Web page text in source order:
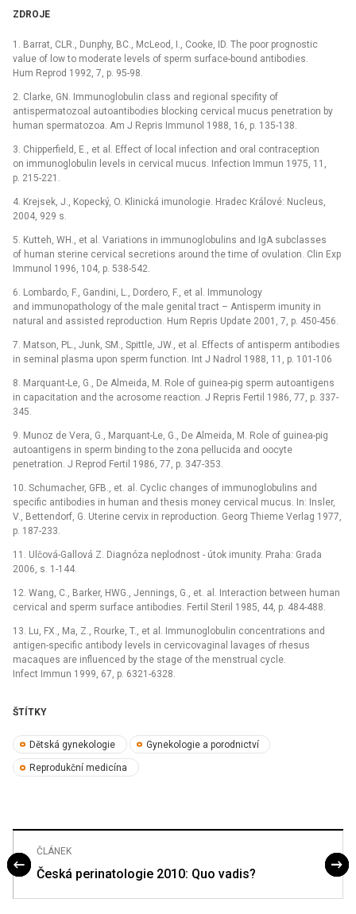
ZDROJE
1. Barrat, CLR., Dunphy, BC., McLeod, I., Cooke, ID. The poor prognostic
value of low to moderate levels of sperm surface-bound antibodies.
Hum Reprod 1992, 7, p. 95-98.
2. Clarke, GN. Immunoglobulin class and regional specifity of
antispermatozoal autoantibodies blocking cervical mucus penetration by
human spermatozoa. Am J Repris Immunol 1988, 16, p. 135-138.
3. Chipperfield, E., et al. Effect of local infection and oral contraception
on immunoglobulin levels in cervical mucus. Infection Immun 1975, 11,
p. 215-221.
4. Krejsek, J., Kopecký, O. Klinická imunologie. Hradec Králové: Nucleus,
2004, 929 s.
5. Kutteh, WH., et al. Variations in immunoglobulins and IgA subclasses
of human sterine cervical secretions around the time of ovulation. Clin Exp
Immunol 1996, 104, p. 538-542.
6. Lombardo, F., Gandini, L., Dordero, F., et al. Immunology
and immunopathology of the male genital tract –⁠ Antisperm imunity in
natural and assisted reproduction. Hum Repris Update 2001, 7, p. 450-456.
7. Matson, PL., Junk, SM., Spittle, JW., et al. Effects of antisperm antibodies
in seminal plasma upon sperm function. Int J Nadrol 1988, 11, p. 101-106
8. Marquant-Le, G., De Almeida, M. Role of guinea-pig sperm autoantigens
in capacitation and the acrosome reaction. J Repris Fertil 1986, 77, p. 337-
345.
9. Munoz de Vera, G., Marquant-Le, G., De Almeida, M. Role of guinea-pig
autoantigens in sperm binding to the zona pellucida and oocyte
penetration. J Reprod Fertil 1986, 77, p. 347-353.
10. Schumacher, GFB., et. al. Cyclic changes of immunoglobulins and
specific antibodies in human and thesis money cervical mucus. In: Insler,
V., Bettendorf, G. Uterine cervix in reproduction. Georg Thieme Verlag 1977,
p. 187-233.
11. Ulčová-Gallová Z. Diagnóza neplodnost -⁠ útok imunity. Praha: Grada
2006, s. 1-144.
12. Wang, C., Barker, HWG., Jennings, G., et. al. Interaction between human
cervical and sperm surface antibodies. Fertil Steril 1985, 44, p. 484-488.
13. Lu, FX., Ma, Z., Rourke, T., et al. Immunoglobulin concentrations and
antigen-specific antibody levels in cervicovaginal lavages of rhesus
macaques are influenced by the stage of the menstrual cycle.
Infect Immun 1999, 67, p. 6321-6328.
ŠTÍTKY
Dětská gynekologie Gynekologie a porodnictví
Reprodukční medicína
ČLÁNEK
Česká perinatologie 2010: Quo vadis?